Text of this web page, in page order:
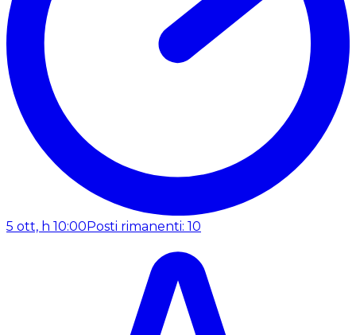
5 ott, h 10:00Posti rimanenti: 10